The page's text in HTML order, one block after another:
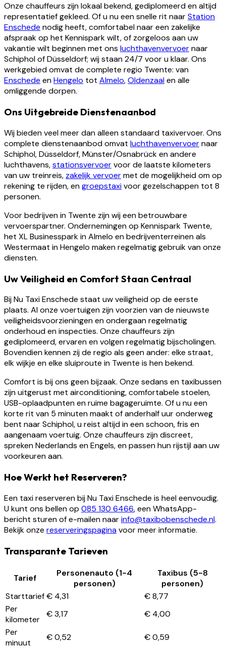
Onze chauffeurs zijn lokaal bekend, gediplomeerd en altijd
representatief gekleed. Of u nu een snelle rit naarStation
Enschede nodig heeft, comfortabel naar een zakelijke
afspraak op het Kennispark wilt, of zorgeloos aan uw
vakantie wilt beginnen met ons luchthavenvervoernaar
Schiphol of Düsseldorf; wij staan 24/7 voor u klaar. Ons
werkgebied omvat de complete regio Twente: van
Enschede enHengelo tot Almelo,Oldenzaalen alle
omliggende dorpen.
Ons Uitgebreide Dienstenaanbod
Wij bieden veel meer dan alleen standaard taxivervoer. Ons
complete dienstenaanbod omvat luchthavenvervoernaar
Schiphol, Düsseldorf, Münster/Osnabrück en andere
luchthavens,stationsvervoervoor de laatste kilometers
van uw treinreis, zakelijk vervoermet de mogelijkheid om op
rekening te rijden, engroepstaxivoor gezelschappen tot 8
personen.
Voor bedrijven in Twente zijn wij een betrouwbare
vervoerspartner. Ondernemingen op Kennispark Twente,
het XL Businesspark in Almelo en bedrijventerreinen als
Westermaat in Hengelo maken regelmatig gebruik van onze
diensten.
Uw Veiligheid en Comfort Staan Centraal
Bij Nu Taxi Enschede staat uw veiligheid op de eerste
plaats. Al onze voertuigen zijn voorzien van de nieuwste
veiligheidsvoorzieningen en ondergaan regelmatig
onderhoud en inspecties. Onze chauffeurs zijn
gediplomeerd, ervaren en volgen regelmatig bijscholingen.
Bovendien kennen zij de regio als geen ander: elke straat,
elk wijkje en elke sluiproute in Twente is hen bekend.
Comfort is bij ons geen bijzaak. Onze sedans en taxibussen
zijn uitgerust met airconditioning, comfortabele stoelen,
USB-oplaadpunten en ruime bagageruimte. Of u nu een
korte rit van 5 minuten maakt of anderhalf uur onderweg
bent naar Schiphol, u reist altijd in een schoon, fris en
aangenaam voertuig. Onze chauffeurs zijn discreet,
spreken Nederlands en Engels, en passen hun rijstijl aan uw
voorkeuren aan.
Hoe Werkt het Reserveren?
Een taxi reserveren bij Nu Taxi Enschede is heel eenvoudig.
U kunt ons bellen op 085 130 6466, een WhatsApp-
bericht sturen of e-mailen naarinfo@taxibobenschede.nl.
Bekijk onze reserveringspaginavoor meer informatie.
Transparante Tarieven
Tarief
Personenauto (1-4
personen)
Taxibus (5-8
personen)
Starttarief€ 4,31
€ 8,77
Per
kilometer
€ 3,17
€ 4,00
Per
minuut
€ 0,52 € 0,59